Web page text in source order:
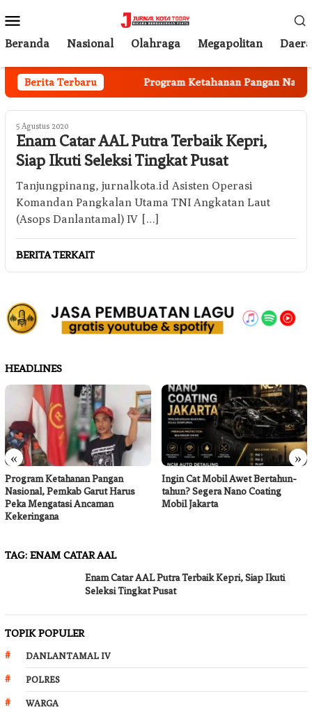
ke
kontenMobile
Beranda Nasional Olahraga Megapolitan
Berita Terbaru
Mulai Berjalan Program Ketahanan Pangan
5 Agustus 2020
Enam Catar AAL Putra Terbaik Kepri,
Siap Ikuti Seleksi Tingkat Pusat
Tanjungpinang, jurnalkota.id Asisten Operasi
Komandan Pangkalan Utama TNI Angkatan Laut
(Asops Danlantamal) IV […]
BERITA TERKAIT
HEADLINES
« »
Program Ketahanan Pangan
Nasional, Pemkab Garut Harus
Peka Mengatasi Ancaman
Kekeringana
Ingin Cat Mobil Awet Bertahun-
tahun? Segera Nano Coating
Mobil Jakarta
TAG: ENAM CATAR AAL
Enam Catar AAL Putra Terbaik Kepri, Siap Ikuti
Seleksi Tingkat Pusat
TOPIK POPULER
DANLANTAMAL IV
POLRES
WARGA